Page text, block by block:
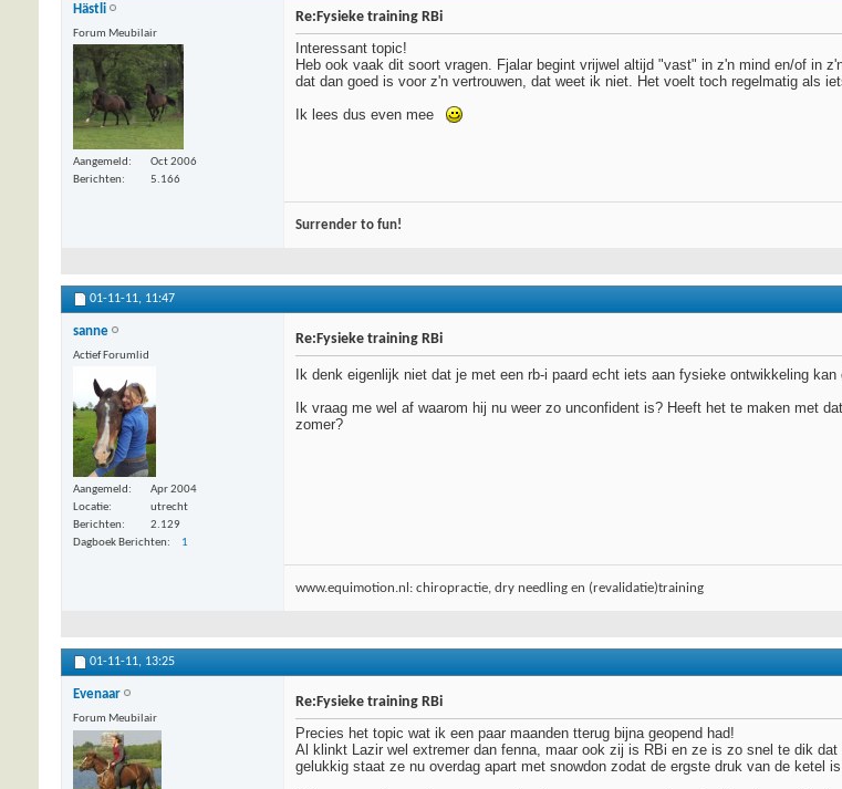
Hästli
Forum Meubilair
Aangemeld
Oct 2006
Berichten
5.166
Re:Fysieke training RBi
Interessant topic!
Heb ook vaak dit soort vragen. Fjalar begint vrijwel altijd "vast" in z'n mind en/of in
dat dan goed is voor z'n vertrouwen, dat weet ik niet. Het voelt toch regelmatig als
Ik lees dus even mee
Surrender to fun!
01-11-11, 11:47
sanne
Actief Forumlid
Aangemeld
Apr 2004
Locatie
utrecht
Berichten
2.129
Dagboek Berichten
1
Re:Fysieke training RBi
Ik denk eigenlijk niet dat je met een rb-i paard echt iets aan fysieke ontwikkeling kan
Ik vraag me wel af waarom hij nu weer zo unconfident is? Heeft het te maken met
zomer?
www.equimotion.nl: chiropractie, dry needling en (revalidatie)training
01-11-11, 13:25
Evenaar
Forum Meubilair
Re:Fysieke training RBi
Precies het topic wat ik een paar maanden tterug bijna geopend had!
Al klinkt Lazir wel extremer dan fenna, maar ook zij is RBi en ze is zo snel te dik
gelukkig staat ze nu overdag apart met snowdon zodat de ergste druk van de ketel